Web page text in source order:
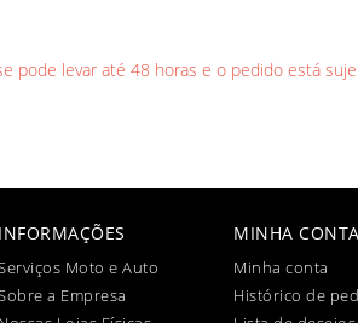
pode levar até 48 horas e o pedido está
INFORMAÇÕES
Moto e Auto
a Empresa
MINHA CONTA
Minha conta
Histórico de